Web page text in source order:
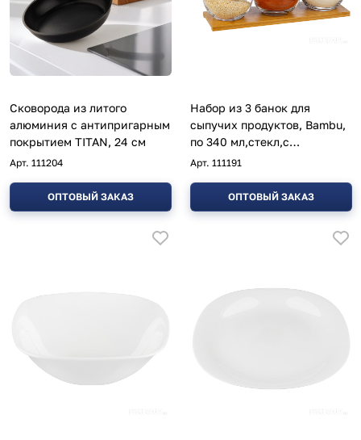
Сковорода из литого
алюминия с антипригарным
покрытием TITAN, 24 см
Арт. 111204
ОПТОВЫЙ ЗАКАЗ
Набор из 3 банок для
сыпучих продуктов, Bambu,
по 340 мл,стекл,с
ложечками/подставкой из
Арт. 111191
ОПТОВЫЙ ЗАКАЗ